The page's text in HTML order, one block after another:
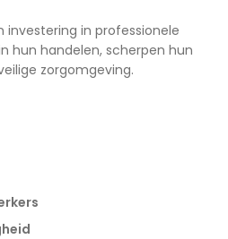
in professionele
hun handelen, scherpen hun
zorgomgeving.